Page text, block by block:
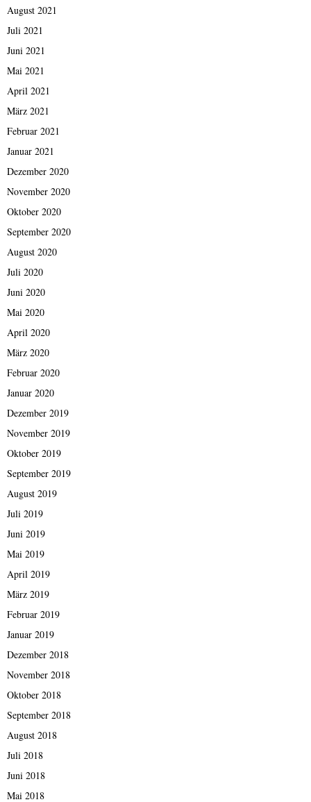
August 2021
Juli 2021
Juni 2021
Mai 2021
April 2021
März 2021
Februar 2021
Januar 2021
Dezember 2020
November 2020
Oktober 2020
September 2020
August 2020
Juli 2020
Juni 2020
Mai 2020
April 2020
März 2020
Februar 2020
Januar 2020
Dezember 2019
November 2019
Oktober 2019
September 2019
August 2019
Juli 2019
Juni 2019
Mai 2019
April 2019
März 2019
Februar 2019
Januar 2019
Dezember 2018
November 2018
Oktober 2018
September 2018
August 2018
Juli 2018
Juni 2018
Mai 2018